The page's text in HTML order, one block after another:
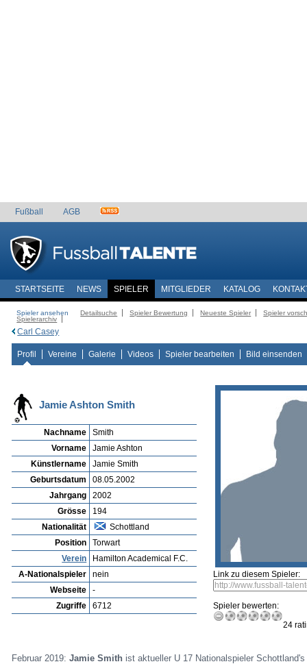
Fußball AGB
STARTSEITE NEWS SPIELER MITGLIEDER KATALOG
Spieler ansehen Detailsuche Spieler Bewertung Neueste Spieler
Spieler
Spielerarchiv
Carl Casey
Profil Vereine Galerie Videos Spieler bearbeiten Bild einsenden
Jamie Ashton Smith
Nachname
Smith
Vorname
Jamie Ashton
Künstlername
Jamie Smith
Geburtsdatum
08.05.2002
Jahrgang
2002
Grösse
194
Nationalität
Schottland
Position
Torwart
Verein
Hamilton Academical F.C.
A-Nationalspieler
nein
Webseite
-
Zugriffe
6712
Link zu diesem Spieler:
Spieler bewerten:
24
Februar 2019:Jamie Smith ist aktueller U 17 Nationalspieler